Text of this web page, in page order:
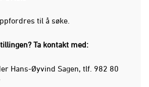
til å søke.
Ta kontakt med:
Hans-Øyvind Sagen, tlf. 982 80